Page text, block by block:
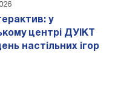
у
центрі ДУІКТ
настільних ігор